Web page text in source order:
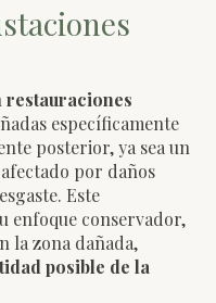
restauraciones
específicamente
posterior, ya sea un
por daños
Este
enfoque conservador,
la zona dañada,
posible de la